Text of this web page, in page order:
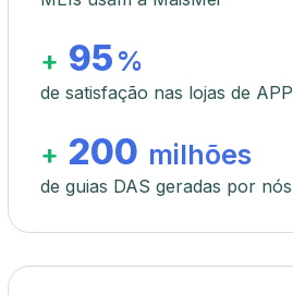
+ 95 %
de satisfação nas lojas de APP
+ 200 milhões
de guias DAS geradas por nós